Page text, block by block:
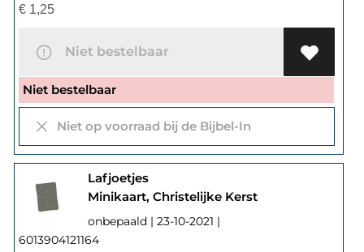
€1,25
Niet bestelbaar
Niet bestelbaar
Niet op voorraad bij de Bijbel-In
Lafjoetjes
Minikaart, Christelijke Kerst
onbepaald | 23-10-2021 |
6013904121164